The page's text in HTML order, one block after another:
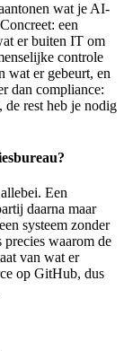
wat je AI-
een
er buiten IT om
controle
wat er gebeurt, en
dan compliance:
de rest heb je nodig
Een
daarna maar
systeem zonder
precies waarom de
van wat er
op GitHub, dus